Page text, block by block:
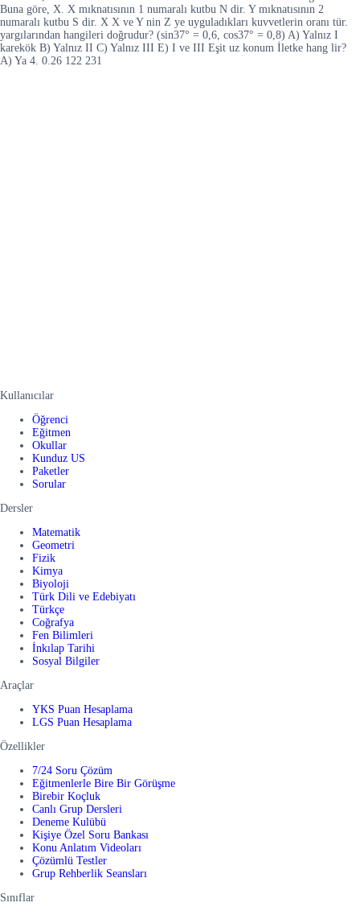
Buna göre, X. X mıknatısının 1 numaralı kutbu N dir. Y mıknatısının 2
numaralı kutbu S dir. X X ve Y nin Z ye uyguladıkları kuvvetlerin oranı tür.
yargılarından hangileri doğrudur? (sin37° = 0,6, cos37° = 0,8) A) Yalnız I
karekök B) Yalnız II C) Yalnız III E) I ve III Eşit uz konum İletke hang lir?
A) Ya 4. 0.26 122 231
Kullanıcılar
Öğrenci
Eğitmen
Okullar
Kunduz US
Paketler
Sorular
Dersler
Matematik
Geometri
Fizik
Kimya
Biyoloji
Türk Dili ve Edebiyatı
Türkçe
Coğrafya
Fen Bilimleri
İnkılap Tarihi
Sosyal Bilgiler
Araçlar
YKS Puan Hesaplama
LGS Puan Hesaplama
Özellikler
7/24 Soru Çözüm
Eğitmenlerle Bire Bir Görüşme
Birebir Koçluk
Canlı Grup Dersleri
Deneme Kulübü
Kişiye Özel Soru Bankası
Konu Anlatım Videoları
Çözümlü Testler
Grup Rehberlik Seansları
Sınıflar